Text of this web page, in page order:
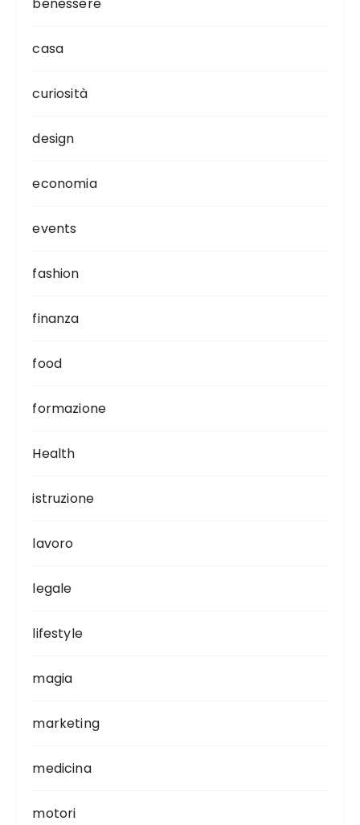
casa
curiosità
design
economia
events
fashion
finanza
food
formazione
Health
istruzione
lavoro
legale
lifestyle
magia
marketing
medicina
motori